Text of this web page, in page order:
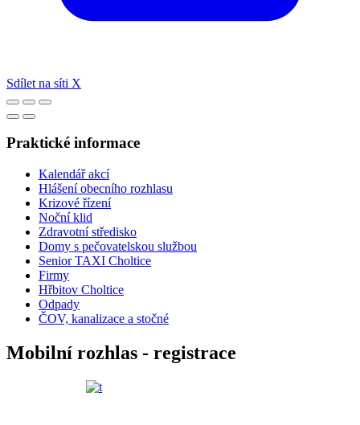
Sdílet na síti X
Praktické informace
Kalendář akcí
Hlášení obecního rozhlasu
Krizové řízení
Noční klid
Zdravotní středisko
Domy s pečovatelskou službou
Senior TAXI Choltice
Firmy
Hřbitov Choltice
Odpady
ČOV, kanalizace a stočné
Mobilní rozhlas - registrace